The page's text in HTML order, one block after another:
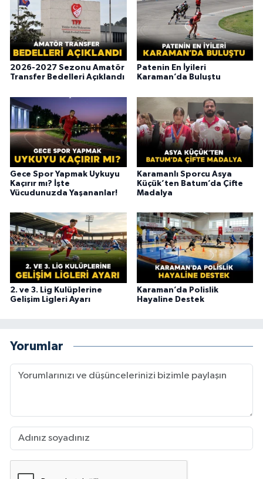
2026-2027 Sezonu Amatör
Transfer Bedelleri Açıklandı
Patenin En İyileri
Karaman’da Buluştu
Gece Spor Yapmak Uykuyu
Kaçırır mı? İşte
Vücudunuzda Yaşananlar!
Karamanlı Sporcu Asya
Küçük’ten Batum’da Çifte
Madalya
2. ve 3. Lig Kulüplerine
Gelişim Ligleri Ayarı
Karaman’da Polislik
Hayaline Destek
Yorumlar